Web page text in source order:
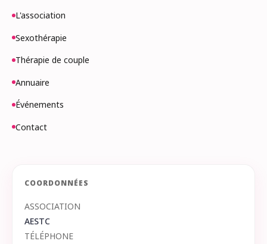
L'association
Sexothérapie
Thérapie de couple
Annuaire
Événements
Contact
COORDONNÉES
ASSOCIATION
AESTC
TÉLÉPHONE